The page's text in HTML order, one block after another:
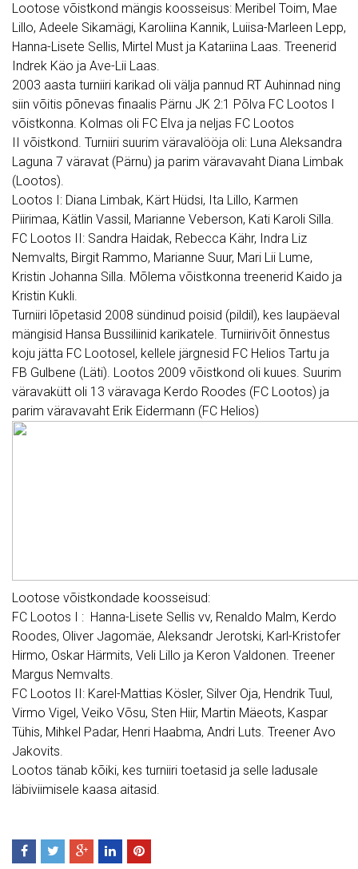
Lootose võistkond mängis koosseisus: Meribel Toim, Mae
Lillo, Adeele Sikamägi, Karoliina Kannik, Luiisa-Marleen Lepp,
Hanna-Lisete Sellis, Mirtel Must ja Katariina Laas. Treenerid
Indrek Käo ja Ave-Lii Laas.
2003 aasta turniiri karikad oli välja pannud RT Auhinnad ning
siin võitis põnevas finaalis Pärnu JK 2:1 Põlva FC Lootos I
võistkonna. Kolmas oli FC Elva ja neljas FC Lootos
II võistkond. Turniiri suurim väravalööja oli: Luna Aleksandra
Laguna 7 väravat (Pärnu) ja parim väravavaht Diana Limbak
(Lootos).
Lootos I: Diana Limbak, Kärt Hüdsi, Ita Lillo, Karmen
Piirimaa, Kätlin Vassil, Marianne Veberson, Kati Karoli Silla.
FC Lootos II: Sandra Haidak, Rebecca Kähr, Indra Liz
Nemvalts, Birgit Rammo, Marianne Suur, Mari Lii Lume,
Kristin Johanna Silla. Mõlema võistkonna treenerid Kaido ja
Kristin Kukli.
Turniiri lõpetasid 2008 sündinud poisid (pildil), kes laupäeval
mängisid Hansa Bussiliinid karikatele. Turniirivõit õnnestus
koju jätta FC Lootosel, kellele järgnesid FC Helios Tartu ja
FB Gulbene (Läti). Lootos 2009 võistkond oli kuues. Suurim
väravakütt oli 13 väravaga Kerdo Roodes (FC Lootos) ja
parim väravavaht Erik Eidermann (FC Helios)
Lootose võistkondade koosseisud:
FC Lootos I : Hanna-Lisete Sellis vv, Renaldo Malm, Kerdo
Roodes, Oliver Jagomäe, Aleksandr Jerotski, Karl-Kristofer
Hirmo, Oskar Härmits, Veli Lillo ja Keron Valdonen. Treener
Margus Nemvalts.
FC Lootos II: Karel-Mattias Kösler, Silver Oja, Hendrik Tuul,
Virmo Vigel, Veiko Võsu, Sten Hiir, Martin Mäeots, Kaspar
Tühis, Mihkel Padar, Henri Haabma, Andri Luts. Treener Avo
Jakovits.
Lootos tänab kõiki, kes turniiri toetasid ja selle ladusale
läbiviimisele kaasa aitasid.